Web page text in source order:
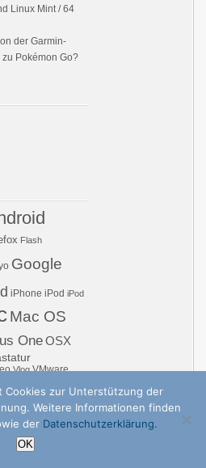
Linux Mint / 64
der Garmin-
Pokémon Go?
Flash
Google
iPhone iPod iPod
Mac OS
OneOSX
Vlog VMware
Blog – ger.oza.hn | Powered by
Cookies zur Unterstützung der
Weitere Informationen finden
der Datenschutzerklärung.
OK